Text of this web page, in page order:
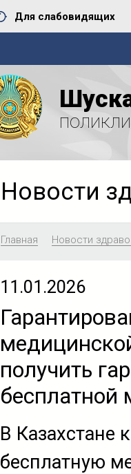
Для слабовидящих
Новости
Главная Новости
11.01.2026
получить
В Казахстане
бесплатную